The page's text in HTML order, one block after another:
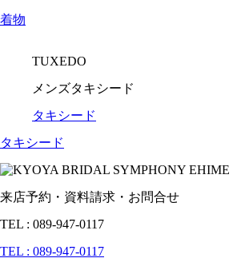
着物
TUXEDO
メンズタキシード
タキシード
タキシード
来店予約・資料請求・お問合せ
TEL : 089-947-0117
TEL : 089-947-0117